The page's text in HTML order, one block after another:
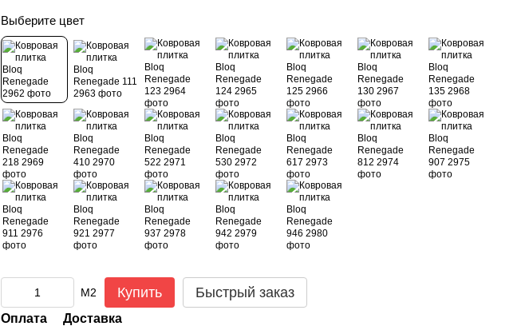
Выберите цвет
М2 Купить Быстрый заказ
Оплата Доставка